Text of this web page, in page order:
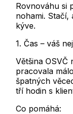
Rovnováhu si
nohami. Stačí,
kýve.
1. Čas – váš
Většina OSVČ
pracovala
špatných
tří hodin s
Co pomáhá: